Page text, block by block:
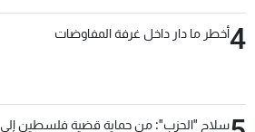
4أخطر ما دار داخل غرفة المفاوضات
سلاح "الحزب": من حماية قضية فلسطين إلى